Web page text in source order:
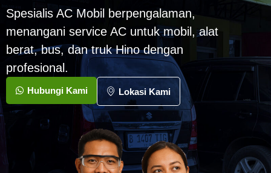
Spesialis AC Mobil berpengalaman,
menangani service AC untuk mobil, alat
berat, bus, dan truk Hino dengan
profesional.
Hubungi Kami Lokasi Kami